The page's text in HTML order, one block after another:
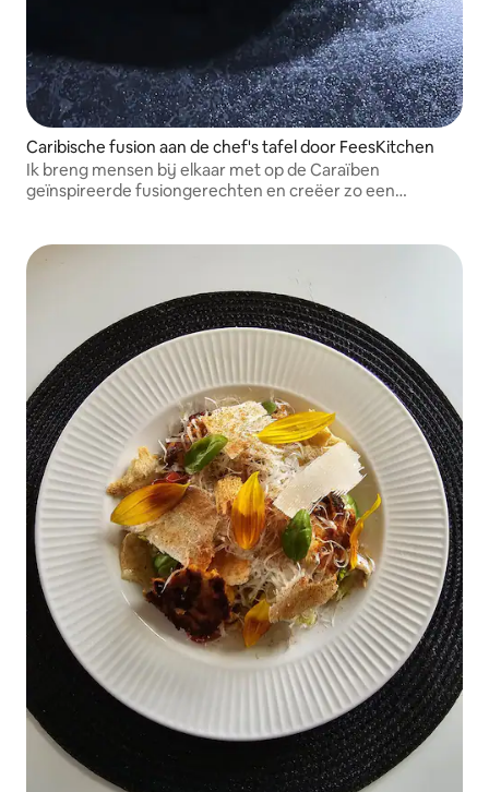
Caribische fusion aan de chef's tafel door FeesKitchen
Ik breng mensen bij elkaar met op de Caraïben
geïnspireerde fusiongerechten en creëer zo een